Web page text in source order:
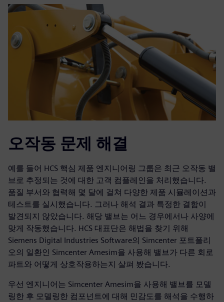
오작동 문제 해결
예를 들어 HCS 핵심 제품 엔지니어링 그룹은 최근 오작동 밸
브로 추정되는 것에 대한 고객 컴플레인을 처리했습니다.
품질 부서와 협력해 몇 달에 걸쳐 다양한 제품 시뮬레이션과
테스트를 실시했습니다. 그러나 해석 결과 특정한 결함이
발견되지 않았습니다. 해당 밸브는 어느 경우에서나 사양에
맞게 작동했습니다. HCS 대표단은 해법을 찾기 위해
Siemens Digital Industries Software의 Simcenter 포트폴리
오의 일환인 Simcenter Amesim을 사용해 밸브가 다른 회로
파트와 어떻게 상호작용하는지 살펴 봤습니다.
우선 엔지니어는 Simcenter Amesim을 사용해 밸브를 모델
링한 후 모델링한 컴포넌트에 대해 민감도를 해석을 수행하